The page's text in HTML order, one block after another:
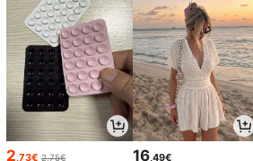
2,73€ 2,75€ 16,49€